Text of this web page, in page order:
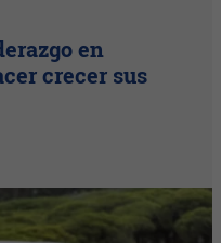
en
crecer sus